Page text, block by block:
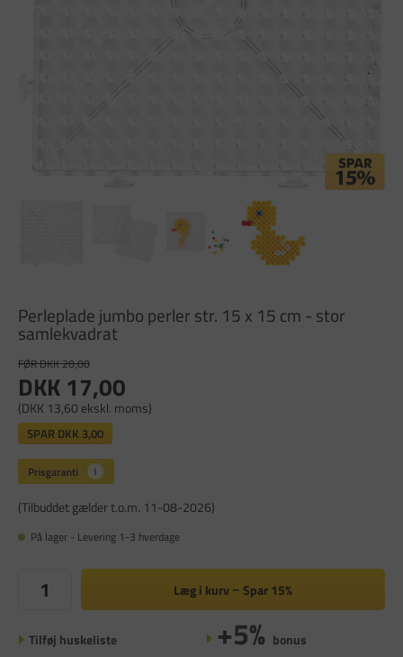
Perleplade jumbo perler str. 15 x 15 cm - stor
samlekvadrat
FØR DKK 20,00
DKK 17,00
(DKK 13,60 ekskl. moms)
SPAR DKK 3,00
(Tilbuddet gælder t.o.m. 11-08-2026)
På lager - Levering 1-3 hverdage
Læg i kurv Spar 15%
Tilføj huskeliste +5% bonus